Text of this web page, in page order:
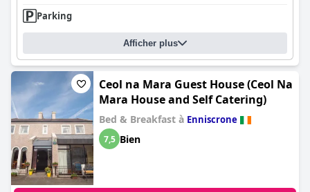
Parking
Afficher plus
Ceol na Mara Guest House (Ceol Na
Mara House and Self Catering)
Bed & Breakfast à Enniscrone
7,5 Bien